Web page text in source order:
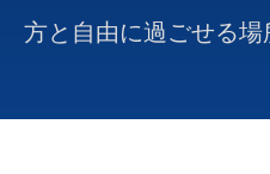
方と自由に過ごせる場